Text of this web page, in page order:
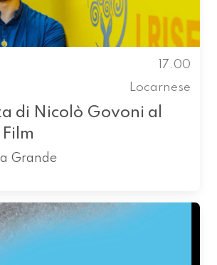
17.00
Locarnese
di Nicolò Govoni al
Grande